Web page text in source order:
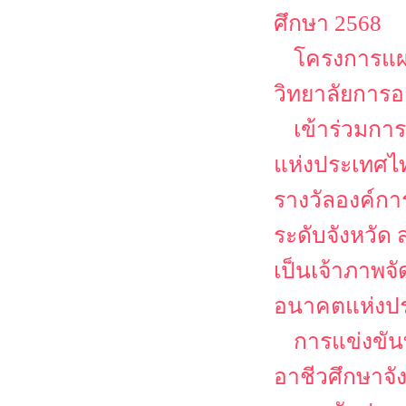
ศึกษา 2568
โครงการ
วิทยาลัยการ
เข้าร่วมก
แห่งประเทศ
รางวัลองค์ก
ระดับจังหวัด
เป็นเจ้าภาพ
อนาคตแห่งป
การแข่งขั
อาชีวศึกษาจั